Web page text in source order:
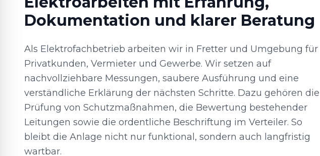
Dokumentation und klarer Beratung
Als Elektrofachbetrieb arbeiten wir in Fretter und Umgebung für
Privatkunden, Vermieter und Gewerbe. Wir setzen auf
nachvollziehbare Messungen, saubere Ausführung und eine
verständliche Erklärung der nächsten Schritte. Dazu gehören die
Prüfung von Schutzmaßnahmen, die Bewertung bestehender
Leitungen sowie die ordentliche Beschriftung im Verteiler. So
bleibt die Anlage nicht nur funktional, sondern auch langfristig
wartbar.